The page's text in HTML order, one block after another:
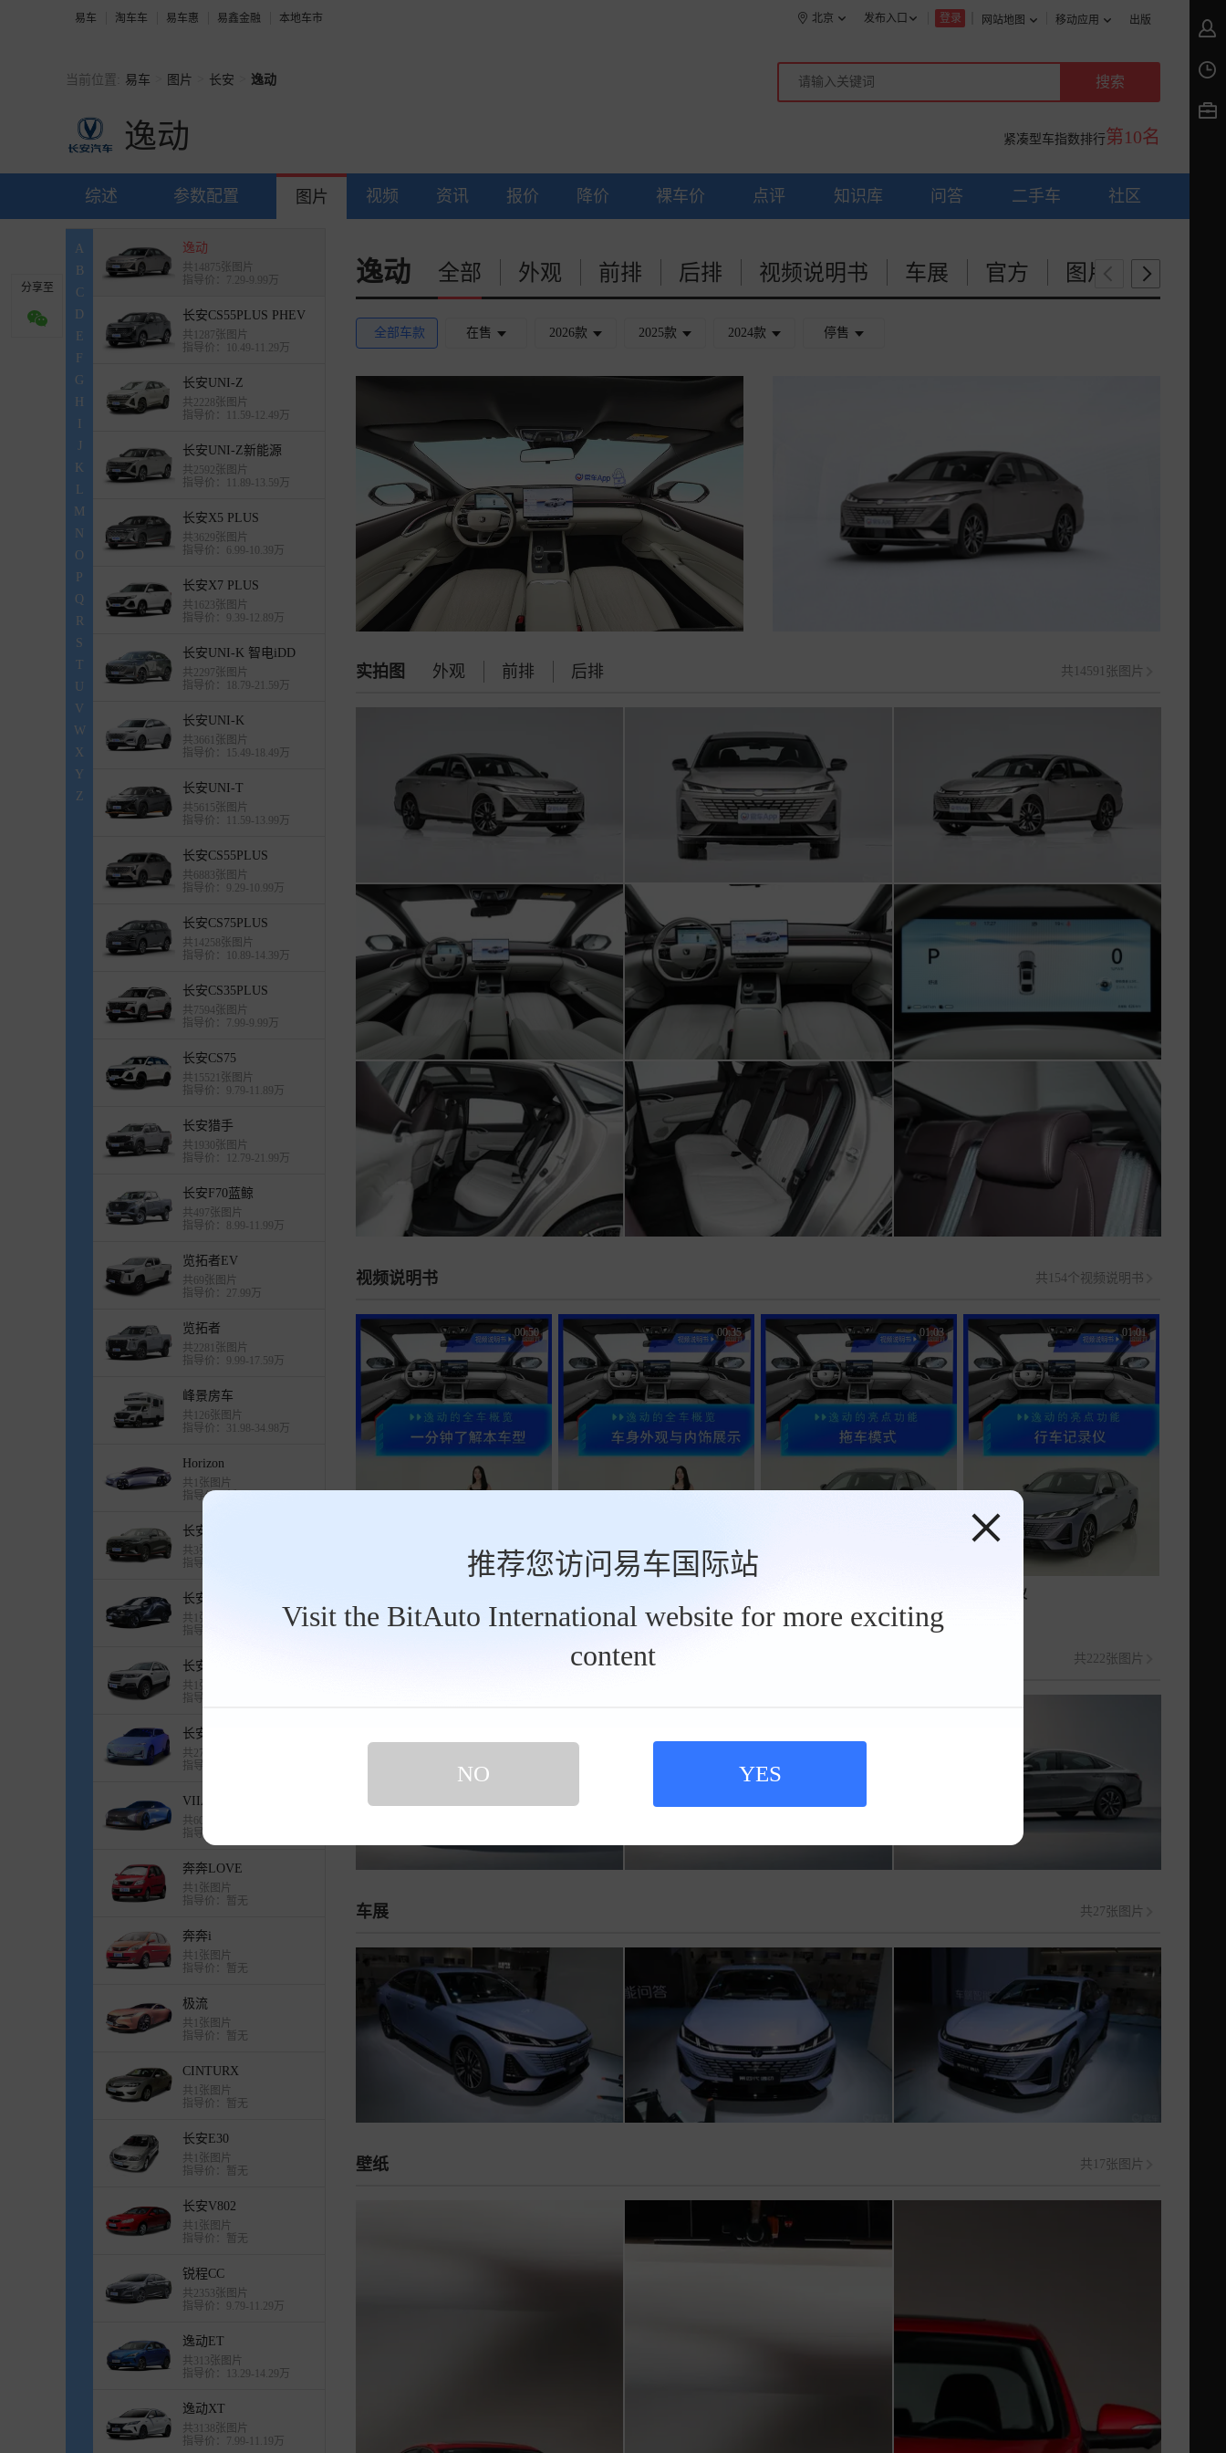
易车 淘车车 易车惠 易鑫金融 本地车市 网站地图 移动应用 出版
登录
发布入口
北京
推荐您访问易车国际站
Visit the BitAuto International website for more exciting
content
NO YES
当前位置: 易车 图片 长安 逸动
逸动 紧凑型车指数排行第10名
综述 参数配置 图片 视频 资讯 报价 降价 裸车价 点评 知识库 问答 二手车 社区
A
B
C
D
E
F
G
H
J
K
L
M
N
O
P
Q
R
S
T
U
V
W
X
Y
Z
指导价：9.99-12.29万
指导价：11.49-15.99万
共8703张图片
指导价：10.29-12.39万
共779张图片
逸动
共14875张图片
指导价：7.29-9.99万
长安CS55PLUS PHEV
共1287张图片
指导价：10.49-11.29万
长安UNI-Z
共2228张图片
指导价：11.59-12.49万
长安UNI-Z新能源
共2592张图片
指导价：11.89-13.59万
长安X5 PLUS
共3629张图片
指导价：6.99-10.39万
长安X7 PLUS
共1623张图片
指导价：9.39-12.89万
长安UNI-K 智电iDD
共2297张图片
指导价：18.79-21.59万
长安UNI-K
共3661张图片
指导价：15.49-18.49万
长安UNI-T
共5615张图片
指导价：11.59-13.99万
长安CS55PLUS
共6883张图片
指导价：9.29-10.99万
长安CS75PLUS
共14258张图片
指导价：10.89-14.39万
长安CS35PLUS
共7594张图片
指导价：7.99-9.99万
长安CS75
共15521张图片
指导价：9.79-11.89万
长安猎手
共1930张图片
指导价：12.79-21.99万
长安F70蓝鲸
共497张图片
指导价：8.99-11.99万
览拓者EV
共69张图片
指导价：27.99万
览拓者
共2281张图片
指导价：9.99-17.59万
峰景房车
共126张图片
指导价：31.98-34.98万
Horizon
共1张图片
指导价：暂无
长安CS35MAX
共3张图片
指导价：暂无
长安C928
共1张图片
指导价：暂无
长安CS-GXNEV
共1张图片
指导价：暂无
长安Vision-V
共27张图片
指导价：暂无
VIIA
共60张图片
指导价：暂无
奔奔LOVE
共1张图片
指导价：暂无
奔奔i
共1张图片
指导价：暂无
极流
共1张图片
指导价：暂无
CINTURX
共1张图片
指导价：暂无
长安E30
共1张图片
指导价：暂无
长安V802
共1张图片
指导价：暂无
锐程CC
共2353张图片
指导价：9.79-11.29万
逸动ET
共313张图片
指导价：13.29-14.29万
逸动XT
共3138张图片
指导价：7.99-11.19万
逸动 全部 外观 前排 后排 视频说明书 车展 官方 图片说明书
全部车款 在售 2026款 2025款 2024款 停售
实拍图 外观 前排 后排 共14591张图片
视频说明书 共154个视频说明书
00:50 00:35 01:03 01:01
行车记录仪
共222张图片
车展 共27张图片
壁纸 共17张图片
分享至